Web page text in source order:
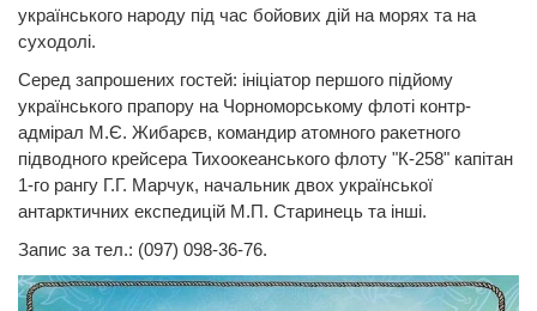
українського народу під час бойових дій на морях та на
суходолі.
Серед запрошених гостей: ініціатор першого підйому
українського прапору на Чорноморському флоті контр-
адмірал М.Є. Жибарєв, командир атомного ракетного
підводного крейсера Тихоокеанського флоту "К-258" капітан
1-го рангу Г.Г. Марчук, начальник двох української
антарктичних експедицій М.П. Старинець та інші.
Запис за тел.: (097) 098-36-76.